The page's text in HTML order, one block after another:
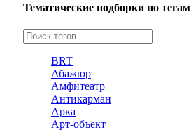
Тематические подборки по тегам
BRT
Абажюр
Амфитеатр
Антикарман
Арка
Арт-объект